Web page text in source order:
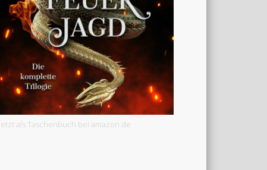
Jetzt als Taschenbuch bei amazon.de